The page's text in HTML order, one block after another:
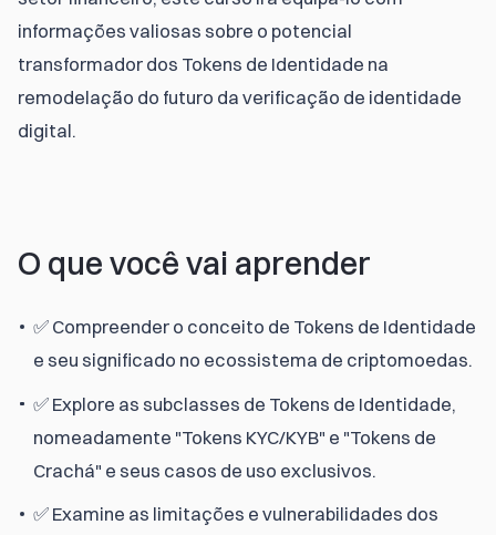
informações valiosas sobre o potencial
transformador dos Tokens de Identidade na
remodelação do futuro da verificação de identidade
digital.
O que você vai aprender
✅ Compreender o conceito de Tokens de Identidade
e seu significado no ecossistema de criptomoedas.
✅ Explore as subclasses de Tokens de Identidade,
nomeadamente "Tokens KYC/KYB" e "Tokens de
Crachá" e seus casos de uso exclusivos.
✅ Examine as limitações e vulnerabilidades dos